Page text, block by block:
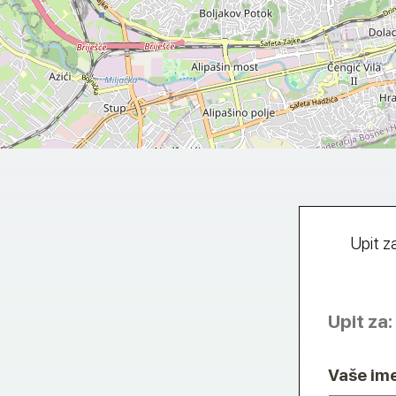
Upit
Upit za:
Vaše